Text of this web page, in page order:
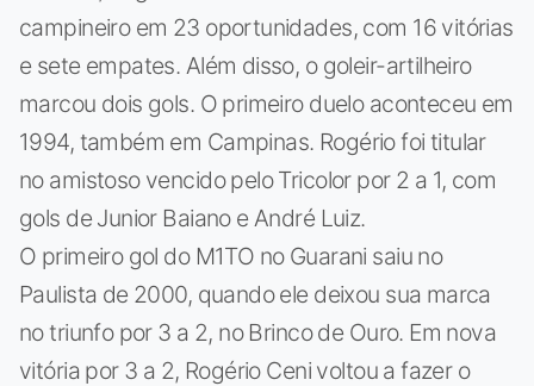
campineiro em 23 oportunidades, com 16 vitórias
e sete empates. Além disso, o goleir-artilheiro
marcou dois gols. O primeiro duelo aconteceu em
1994, também em Campinas. Rogério foi titular
no amistoso vencido pelo Tricolor por 2 a 1, com
gols de Junior Baiano e André Luiz.
O primeiro gol do M1TO no Guarani saiu no
Paulista de 2000, quando ele deixou sua marca
no triunfo por 3 a 2, no Brinco de Ouro. Em nova
vitória por 3 a 2, Rogério Ceni voltou a fazer o